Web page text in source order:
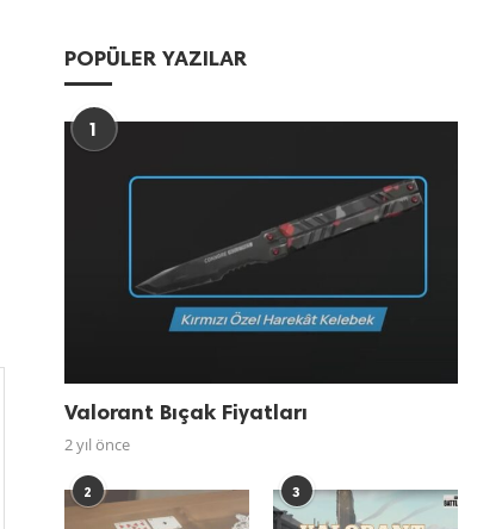
POPÜLER YAZILAR
1
Valorant Bıçak Fiyatları
2 yıl önce
2 3